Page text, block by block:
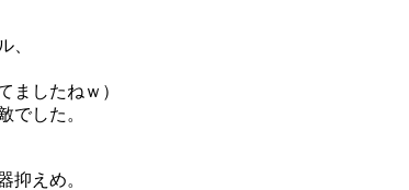
、
ましたねｗ）
でした。
抑えめ。